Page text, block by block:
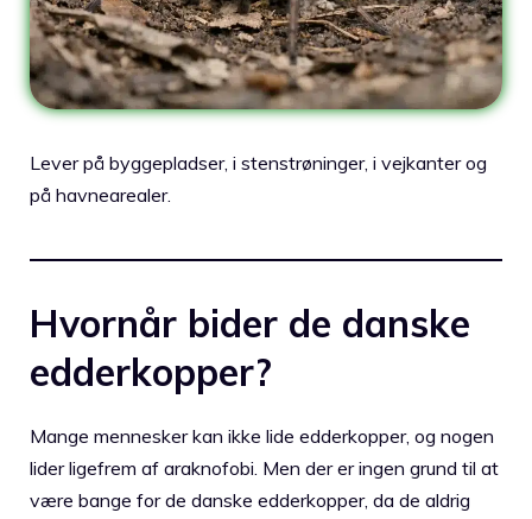
Lever på byggepladser, i stenstrøninger, i vejkanter og
på havnearealer.
Hvornår bider de danske
edderkopper?
Mange mennesker kan ikke lide edderkopper, og nogen
lider ligefrem af araknofobi. Men der er ingen grund til at
være bange for de danske edderkopper, da de aldrig